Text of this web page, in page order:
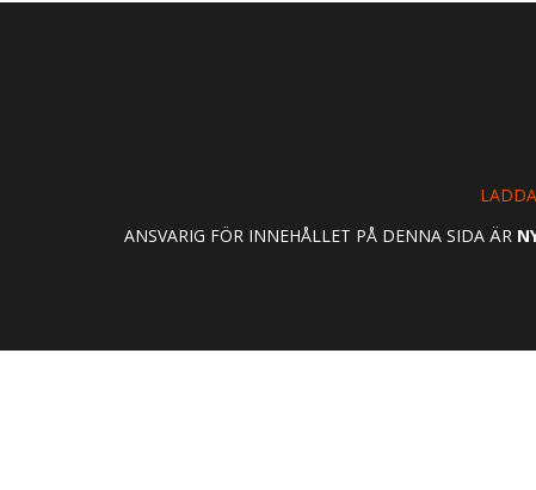
ANSVARIG FÖR INNEHÅLLET PÅ DENNA SIDA ÄR